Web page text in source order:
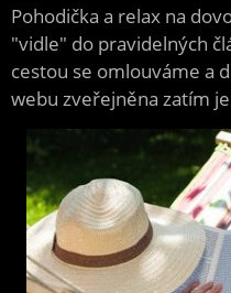
2024
Pohodička a relax na
"vidle" do pravidelných
cestou se omlouváme a
webu zveřejněna zatím